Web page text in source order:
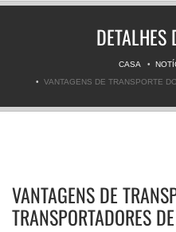
CASA
VANTAGENS DE TRANSPORTE
VANTAGENS DE
TRANSPORTADORES